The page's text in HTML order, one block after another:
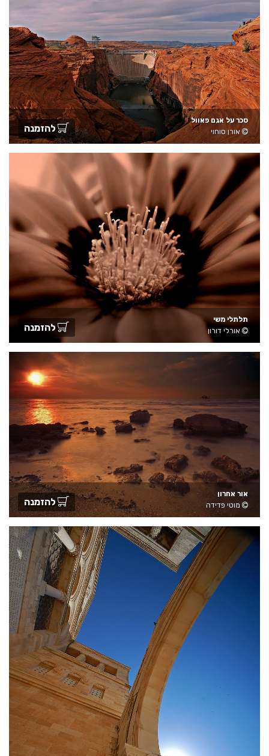
סכר על אגם פאוול
אורן סוחוי
להזמנה
תלתלי משי
אורלי דורון
להזמנה
אור אחרון
מוטי פדידה
להזמנה